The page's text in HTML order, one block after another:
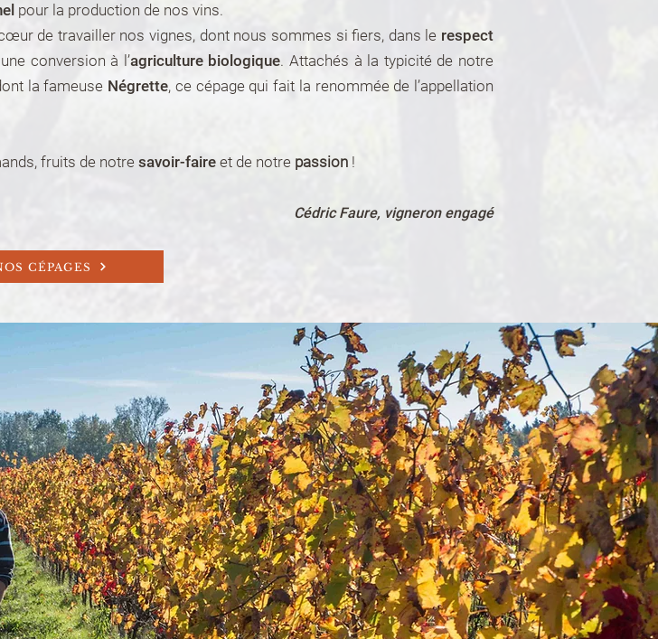
pour la production de nos vins.
de travailler nos vignes, dont nous sommes si fiers, dans le respect
conversion à l’agriculture biologique. Attachés à la typicité de notre
la fameuse Négrette, ce cépage qui fait la renommée de l’appellation
fruits de notresavoir-faire et de notre passion !
Cédric Faure, vigneron engagé
CÉPAGES